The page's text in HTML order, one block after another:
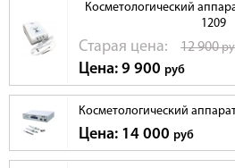
Косметологический
1209
Cтарая цена: 12 900
Цена: 9 900 руб
Косметологический
Цена: 14 000 руб